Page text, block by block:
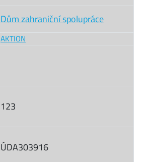
Dům zahraniční spolupráce
AKTION
123
ÚDA303916